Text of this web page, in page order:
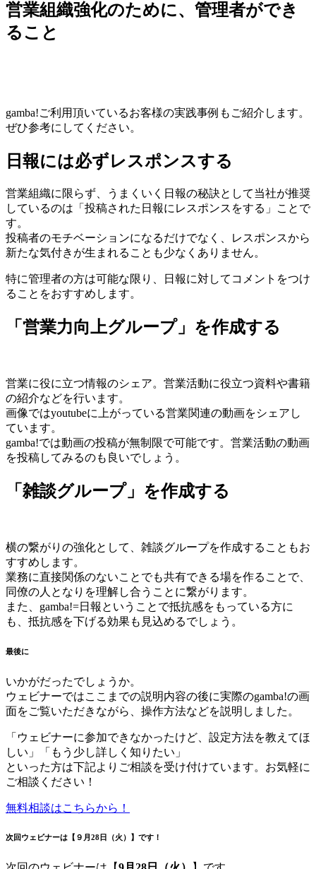
営業組織強化のために、管理者ができ
ること
gamba!ご利用頂いているお客様の実践事例もご紹介します。
ぜひ参考にしてください。
日報には必ずレスポンスする
営業組織に限らず、うまくいく日報の秘訣として当社が推奨
しているのは「投稿された日報にレスポンスをする」ことで
す。
投稿者のモチベーションになるだけでなく、レスポンスから
新たな気付きが生まれることも少なくありません。
特に管理者の方は可能な限り、日報に対してコメントをつけ
ることをおすすめします。
「営業力向上グループ」を作成する
営業に役に立つ情報のシェア。営業活動に役立つ資料や書籍
の紹介などを行います。
画像ではyoutubeに上がっている営業関連の動画をシェアし
ています。
gamba!では動画の投稿が無制限で可能です。営業活動の動画
を投稿してみるのも良いでしょう。
「雑談グループ」を作成する
横の繋がりの強化として、雑談グループを作成することもお
すすめします。
業務に直接関係のないことでも共有できる場を作ることで、
同僚の人となりを理解し合うことに繋がります。
また、gamba!=日報ということで抵抗感をもっている方に
も、抵抗感を下げる効果も見込めるでしょう。
最後に
いかがだったでしょうか。
ウェビナーではここまでの説明内容の後に実際のgamba!の画
面をご覧いただきながら、操作方法などを説明しました。
「ウェビナーに参加できなかったけど、設定方法を教えてほ
しい」「もう少し詳しく知りたい」
といった方は下記よりご相談を受け付けています。お気軽に
ご相談ください！
無料相談はこちらから！
次回ウェビナーは【 ９月28日（火） 】です！